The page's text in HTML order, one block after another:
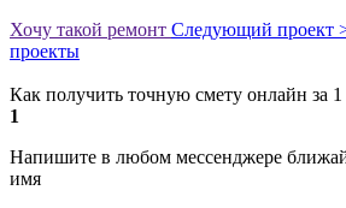
Хочу такой ремонт Следующий проект
проекты
Как получить точную смету онлайн за 1
1
Напишите в любом мессенджере
имя